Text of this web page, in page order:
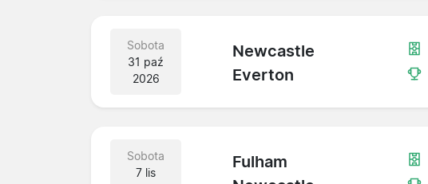
Sobota
31 paź
2026
Newcastle
Everton
Sobota
7 lis
Fulham